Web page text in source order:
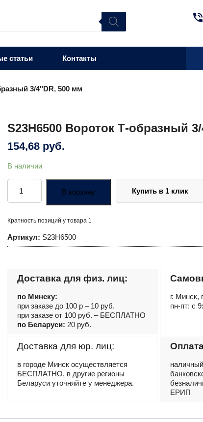
статьи Контакты
3/4″DR, 500 мм
S23H6500 Вороток Т-образный
154,68 руб.
В наличии
Количество
товара
S23H6500
Вороток
3/4"DR,
мм
В корзину Купить в 1 клик
Кратность позиций у товара 1
Артикул: S23H6500
Доставка для физ. лиц:
по Минску:
при заказе до 100 р – 10 руб.
при заказе от 100 руб. – БЕСПЛАТНО
по Беларуси: 20 руб.
г. Минск,
пн-пт: с
Доставка для юр. лиц:
в городе Минск осуществляется
БЕСПЛАТНО, в другие регионы
Беларуси уточняйте у менеджера.
ЕРИП